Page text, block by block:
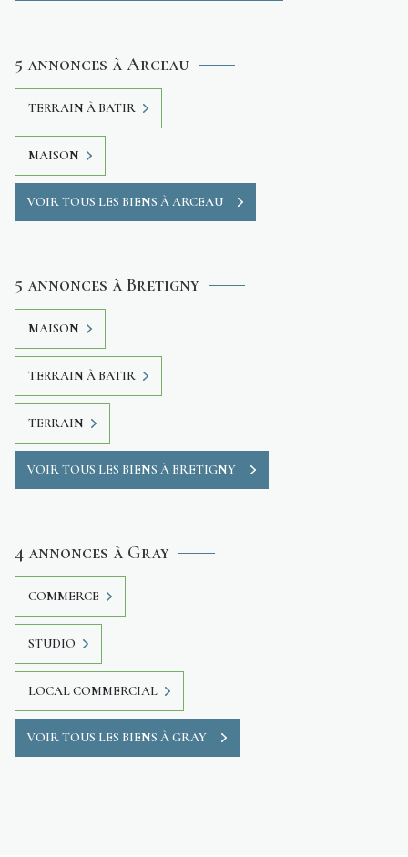
5 annonces à Arceau
TERRAIN À BATIR
MAISON
VOIR TOUS LES BIENS À ARCEAU
5 annonces à Bretigny
MAISON
TERRAIN À BATIR
TERRAIN
VOIR TOUS LES BIENS À BRETIGNY
4 annonces à Gray
COMMERCE
STUDIO
LOCAL COMMERCIAL
VOIR TOUS LES BIENS À GRAY